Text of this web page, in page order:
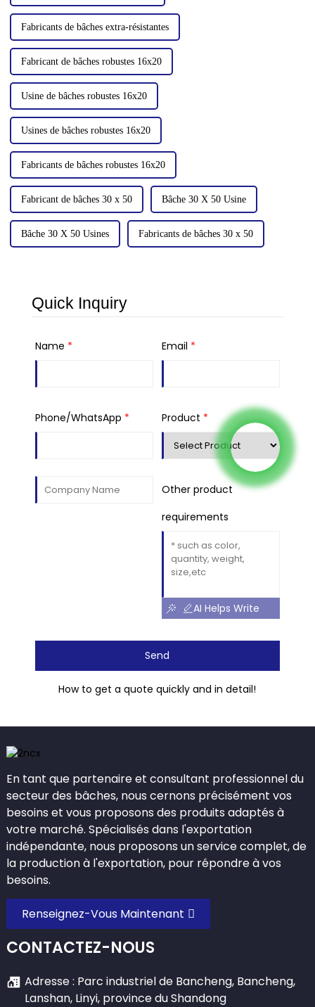
Fabricants de bâches extra-résistantes
Fabricant de bâches robustes 16x20
Usine de bâches robustes 16x20
Usines de bâches robustes 16x20
Fabricants de bâches robustes 16x20
Fabricant de bâches 30 x 50 Bâche 30 X 50 Usine
Bâche 30 X 50 Usines Fabricants de bâches 30 x 50
Quick Inquiry
Name * Email *
Phone/WhatsApp * Product *
Other product
requirements
AI Helps Write
Send
How to get a quote quickly and in detail!
En tant que partenaire et consultant professionnel du
secteur des bâches, nous cernons précisément vos
besoins et vous proposons des produits adaptés à
votre marché. Spécialisés dans l'exportation
indépendante, nous proposons un service complet, de
la production à l'exportation, pour répondre à vos
besoins.
Renseignez-Vous Maintenant
CONTACTEZ-NOUS
Adresse : Parc industriel de Bancheng, Bancheng,
Lanshan, Linyi, province du Shandong